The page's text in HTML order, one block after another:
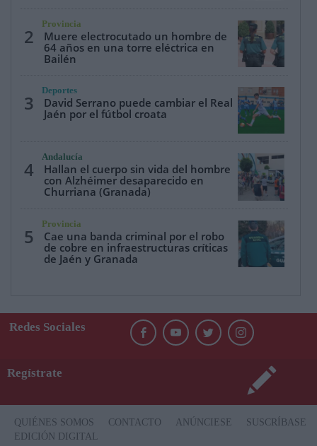
2
Provincia
Muere electrocutado un hombre de
64 años en una torre eléctrica en
Bailén
3
Deportes
David Serrano puede cambiar el Real
Jaén por el fútbol croata
4
Andalucía
Hallan el cuerpo sin vida del hombre
con Alzhéimer desaparecido en
Churriana (Granada)
5
Provincia
Cae una banda criminal por el robo
de cobre en infraestructuras críticas
de Jaén y Granada
Redes Sociales
Regístrate
QUIÉNES SOMOS CONTACTO ANÚNCIESE
SUSCRÍBASE
EDICIÓN DIGITAL